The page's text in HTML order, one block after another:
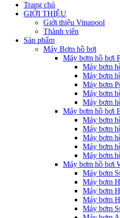
Trang chủ
GIỚI THIỆU
Giới thiệu Vinapool
Thành viên
Sản phẩm
Máy Bơm hồ bơi
Máy bơm hồ bơi
Máy bơm
Máy bơm
Máy bơm
Máy bơm
Máy bơm
Máy bơm hồ bơi
Máy bơm
Máy bơm
Máy bơm
Máy bơm
Máy bơm
Máy bơm hồ bơi
Máy bơm
Máy bơm
Máy bơm
Máy bơm
Máy bơm